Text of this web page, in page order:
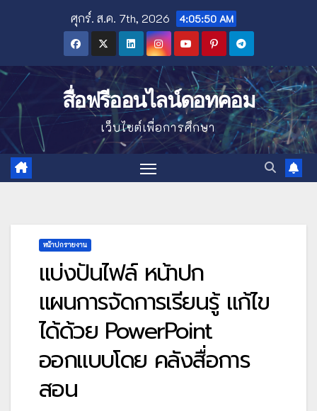
ศุกร์. ส.ค. 7th, 2026 4:05:51 AM
สื่อฟรีออนไลน์ดอทคอม
เว็บไซต์เพื่อการศึกษา
หน้าปกรายงาน
แบ่งปันไฟล์ หน้าปก
แผนการจัดการเรียนรู้ แก้ไข
ได้ด้วย PowerPoint
ออกแบบโดย คลังสื่อการ
สอน